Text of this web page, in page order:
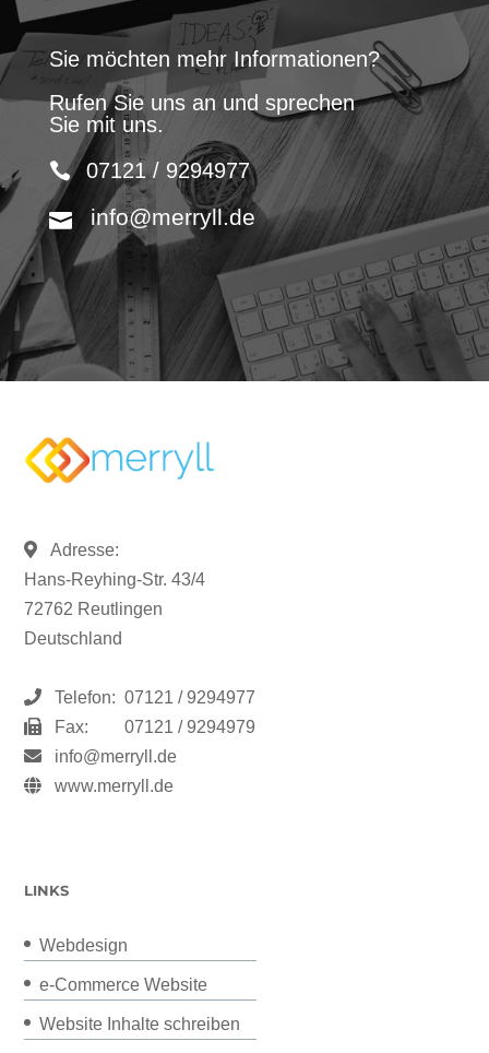
Sie möchten mehr Informationen?
Rufen Sie uns an und sprechen
Sie mit uns.
07121 / 9294977
info@merryll.de
Adresse:
Hans-Reyhing-Str. 43/4
72762 Reutlingen
Deutschland
Telefon: 07121 / 9294977
Fax:
07121 / 9294979
info@merryll.de
www.merryll.de
LINKS
Webdesign
e-Commerce Website
Website Inhalte schreiben